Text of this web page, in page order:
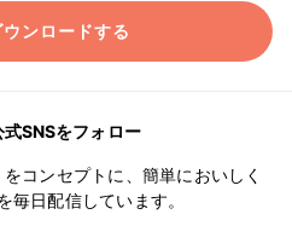
ンロードする
SNSをフォロー
コンセプトに、簡単においしく
毎日配信しています。